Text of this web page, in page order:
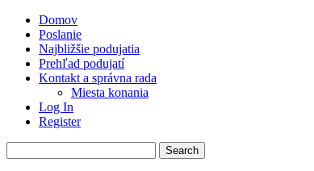
Domov
Poslanie
Najbližšie podujatia
Prehľad podujatí
Kontakt a správna rada
Miesta konania
Log In
Register